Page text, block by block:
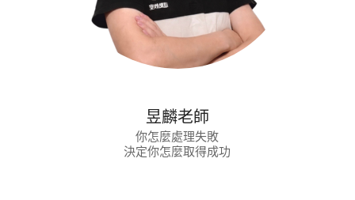
昱麟老師
你怎麼處理失敗
決定你怎麼取得成功